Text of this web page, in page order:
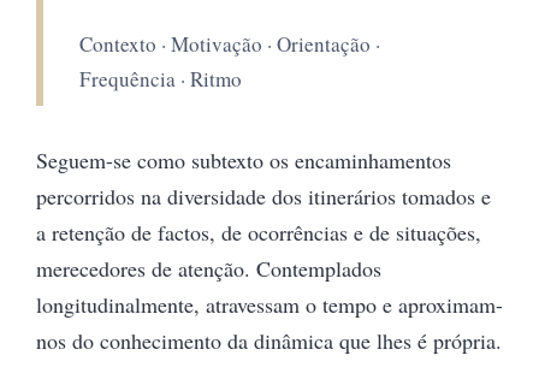
Contexto · Motivação · Orientação ·
Frequência · Ritmo
Seguem-se como subtexto os encaminhamentos
percorridos na diversidade dos itinerários tomados e
a retenção de factos, de ocorrências e de situações,
merecedores de atenção. Contemplados
longitudinalmente, atravessam o tempo e aproximam-
nos do conhecimento da dinâmica que lhes é própria.